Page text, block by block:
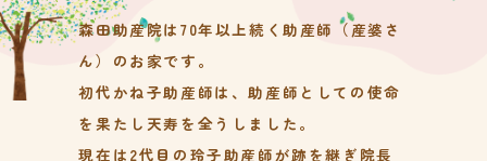
森田助産院は70年以上続く助産師（産婆さ
ん）のお家です。
初代かね子助産師は、助産師としての使命
を果たし天寿を全うしました。
現在は2代目の玲子助産師が跡を継ぎ院長